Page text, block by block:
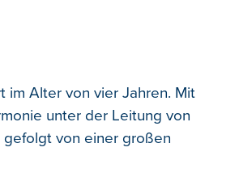
im Alter von vier Jahren. Mit
unter der Leitung von
gefolgt von einer großen